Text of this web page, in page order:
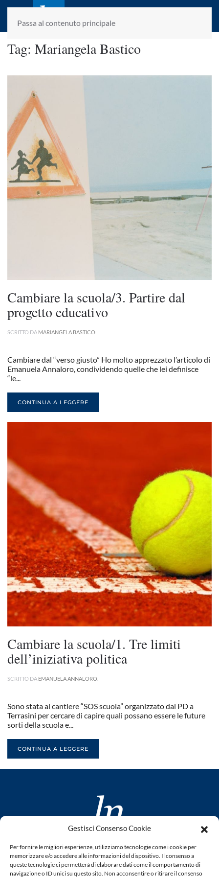
Gestisci Consenso Cookie
Per fornire le migliori esperienze, utilizziamo tecnologie come i cookie per
memorizzare e/o accedere alle informazioni del dispositivo. Il consenso a
queste tecnologie ci permetterà di elaborare dati come il comportamento di
navigazione o ID unici su questo sito. Non acconsentire o ritirare il consenso
Passa al contenuto principale
laletteraturaenoi.it
fondato da Romano Luperini
Tag: Mariangela Bastico
Cambiare la scuola/3. Partire dal
progetto educativo
SCRITTO DA MARIANGELA BASTICO
Cambiare dal “verso giusto” Ho molto apprezzato l’articolo di
Emanuela Annaloro, condividendo quelle che lei definisce
“le...
CONTINUA A LEGGERE
Cambiare la scuola/1. Tre limiti
dell’iniziativa politica
SCRITTO DA EMANUELA ANNALORO
Sono stata al cantiere “SOS scuola” organizzato dal PD a
Terrasini per cercare di capire quali possano essere le future
sorti della scuola e...
CONTINUA A LEGGERE
www.laletteraturaenoi.it
fondato da Romano Luperini
Questo blog non rappresenta una testata giornalistica in